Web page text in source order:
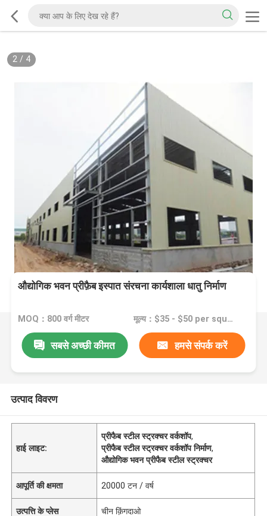
2/ 4
औद्योगिक भवन प्रीफ़ैब इस्पात संरचना कार्यशाला धातु निर्माण
MOQ：800 वर्ग मीटर मूल्य：$35 - $50 per square meter
सबसे अच्छी कीमत हमसे संपर्क करें
उत्पाद विवरण
हाई लाइट:
प्रीफैब स्टील स्ट्रक्चर वर्कशॉप,
प्रीफैब स्टील स्ट्रक्चर वर्कशॉप निर्माण,
औद्योगिक भवन प्रीफैब स्टील स्ट्रक्चर
आपूर्ति की क्षमता 20000 टन / वर्ष
उत्पत्ति के प्लेस चीन क़िंगदाओ